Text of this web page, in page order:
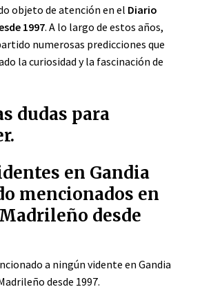
objeto de atención en el Diario
1997. A lo largo de estos años,
numerosas predicciones que
la curiosidad y la fascinación de
dudas para
en Gandia
mencionados en
desde
a ningún vidente en Gandia
desde 1997.